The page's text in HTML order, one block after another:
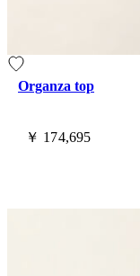
Organza top
￥ 174,695